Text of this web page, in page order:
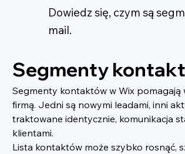
Dowiedz się, czym są
mail.
Segmenty
Segmenty kontaktów w Wix pomagają
firmą. Jedni są nowymi leadami, inni
traktowane identycznie, komunikacja
klientami.
Lista kontaktów może szybko rosnąć,